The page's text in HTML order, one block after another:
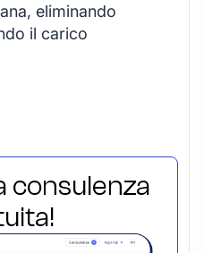
eliminando
il carico
consulenza